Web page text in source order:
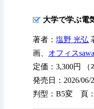
大学で学ぶ電
著者： 塩野 光弘
画、 オフィスsawa
定価：3,300円 （
発売日：2026/06/
判型：B5変 頁